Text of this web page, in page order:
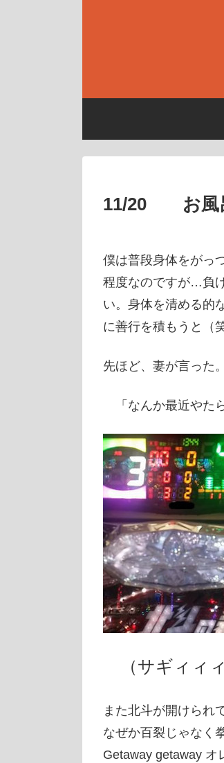
11/20 お風
僕は普段身体をがっ
程度なのですが…負
い。身体を清める的
に善行を積もうと（
先ほど、妻が言った。
「なんか最近やた
（サギィィィ
また北斗が開けられ
なぜか百裂じゃなく
Getaway getaway オ